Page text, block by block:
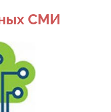
СМИ